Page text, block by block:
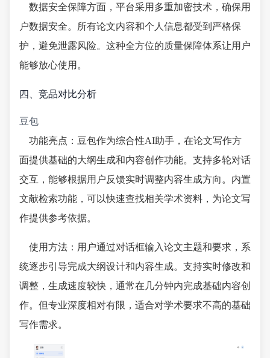
数据安全保障方面，平台采用多重加密技术，确保用
户数据安全。所有论文内容和个人信息都受到严格保
护，避免泄露风险。这种全方位的质量保障体系让用户
能够放心使用。
四、竞品对比分析
豆包
功能亮点：豆包作为综合性AI助手，在论文写作方
面提供基础的大纲生成和内容创作功能。支持多轮对话
交互，能够根据用户反馈实时调整内容生成方向。内置
文献检索功能，可以快速查找相关学术资料，为论文写
作提供参考依据。
使用方法：用户通过对话框输入论文主题和要求，系
统逐步引导完成大纲设计和内容生成。支持实时修改和
调整，生成速度较快，通常在几分钟内完成基础内容创
作。但专业深度相对有限，适合对学术要求不高的基础
写作需求。